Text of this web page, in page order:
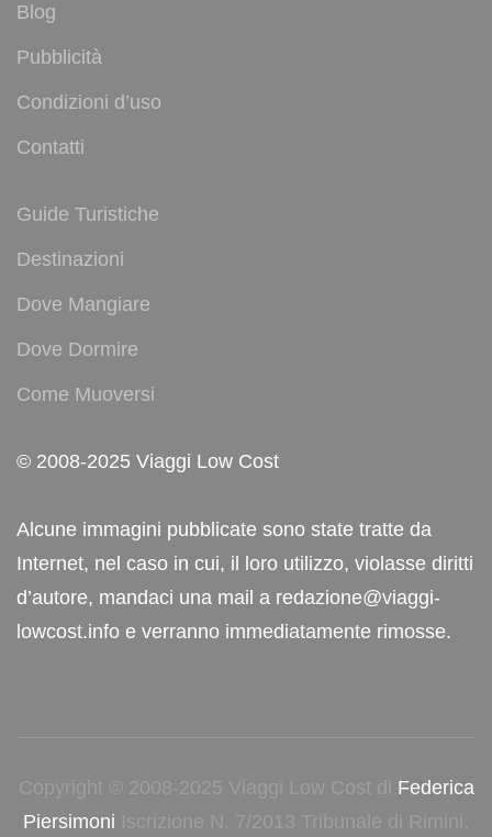
Blog
Pubblicità
Condizioni d’uso
Contatti
Guide Turistiche
Destinazioni
Dove Mangiare
Dove Dormire
Come Muoversi
© 2008-2025 Viaggi Low Cost
Alcune immagini pubblicate sono state tratte da
Internet, nel caso in cui, il loro utilizzo, violasse diritti
d’autore, mandaci una mail a redazione@viaggi-
lowcost.info e verranno immediatamente rimosse.
Copyright © 2008-2025 Viaggi Low Cost di Federica
Piersimoni Iscrizione N. 7/2013 Tribunale di Rimini.